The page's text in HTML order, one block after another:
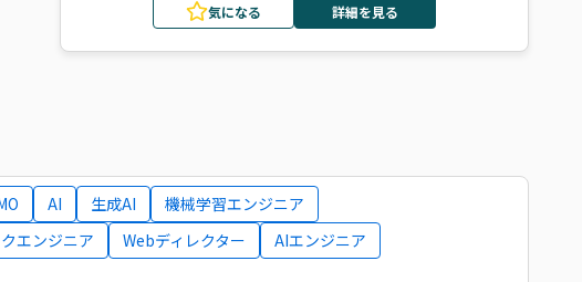
気になる 詳細を見る
AI 生成AI
機械学習エンジニア
エンジニア Webディレクター
AIエンジニア